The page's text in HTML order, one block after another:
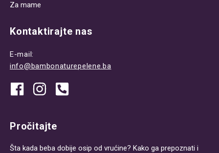
Za mame
Kontaktirajte nas
E-mail:
info@bambonaturepelene.ba
Pročitajte
Šta kada beba dobije osip od vrućine? Kako ga prepoznati i